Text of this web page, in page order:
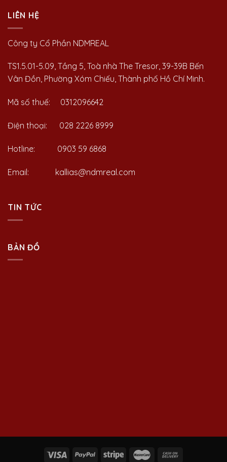
LIÊN HỆ
Công ty Cổ Phần NDMREAL
TS1.5.01-5.09, Tầng 5, Toà nhà The Tresor, 39-39B Bến
Vân Đồn, Phường Xóm Chiếu, Thành phố Hồ Chí Minh.
Mã số thuế: 0312096642
Điện thoại: 028 2226 8999
Hotline: 0903 59 6868
Email: kallias@ndmreal.com
TIN TỨC
BẢN ĐỒ